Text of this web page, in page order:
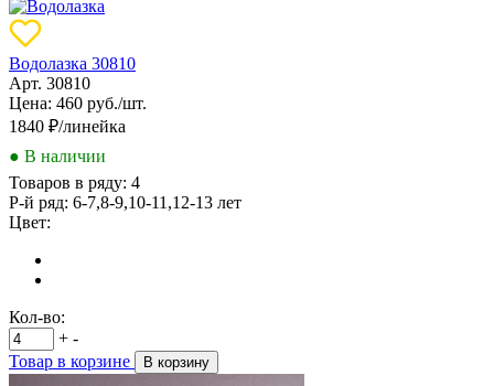
Водолазка 30810
Арт. 30810
Цена: 460 руб./шт.
1840 ₽/линейка
● В наличии
Товаров в ряду: 4
Р-й ряд: 6-7,8-9,10-11,12-13 лет
Цвет:
Кол-во:
+ -
Товар в корзине
В корзину